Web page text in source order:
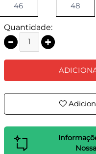
46 48
Quantidade: